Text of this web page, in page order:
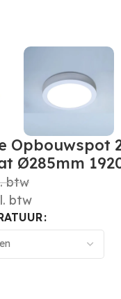
Opbouwspot
Ø285mm
btw
btw